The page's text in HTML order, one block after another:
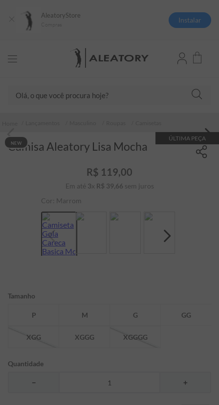
AleatoryStore
Instalar
ÚLTIMA PEÇA
NEW
Camisa Aleatory Lisa Mocha
R$ 119,00
Em até 3x R$ 39,66 sem juros
Cor: Marrom
Tamanho
P M G GG
XGG XGGG XGGGG
Quantidade
＋
－
camisas polo
º
camiseta listrada
4
camiseta
6º